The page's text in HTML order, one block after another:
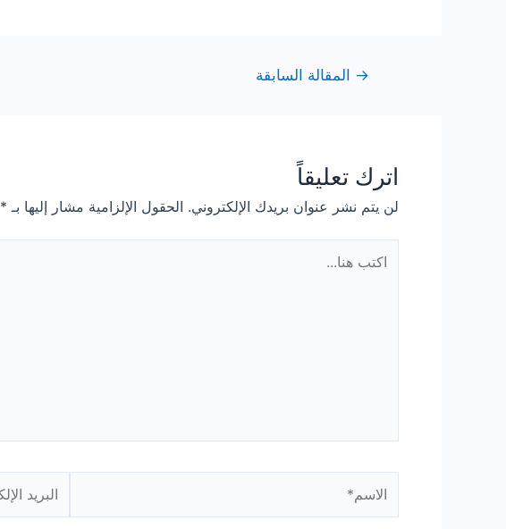
→ المقالة السابقة
اترك تعليقاً
لن يتم نشر عنوان بريدك الإلكتروني. الحقول الإلزامية مشار إليها بـ *
هنا...
الإلكتروني*